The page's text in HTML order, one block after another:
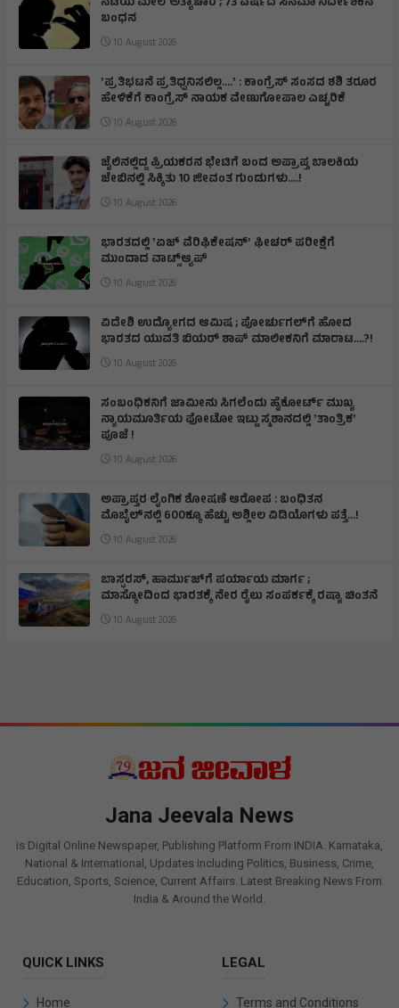
ಬಂಧನ
10 August 2026
ʼಪ್ರತಿಭಟನೆ ಪ್ರತಿಧ್ವನಿಸಲಿಲ್ಲ….ʼ : ಕಾಂಗ್ರೆಸ್‌ ಸಂಸದ ಶಶಿ ತರೂರ
ಹೇಳಿಕೆಗೆ ಕಾಂಗ್ರೆಸ್‌ ನಾಯಕ ವೇಣುಗೋಪಾಲ ಎಚ್ಚರಿಕೆ
10 August 2026
ಜೈಲಿನಲ್ಲಿದ್ದ ಪ್ರಿಯಕರನ ಭೇಟಿಗೆ ಬಂದ ಅಪ್ರಾಪ್ತ ಬಾಲಕಿಯ
ಜೇಬಿನಲ್ಲಿ ಸಿಕ್ಕಿತು 10 ಜೀವಂತ ಗುಂಡುಗಳು….!
10 August 2026
ಭಾರತದಲ್ಲಿ ʼಏಜ್ ವೆರಿಫಿಕೇಷನ್ʼ ಫೀಚರ್‌ ಪರೀಕ್ಷೆಗೆ
ಮುಂದಾದ ವಾಟ್ಸ್ಆ್ಯಪ್‌
10 August 2026
ವಿದೇಶಿ ಉದ್ಯೋಗದ ಆಮಿಷ ; ಪೋರ್ಚುಗಲ್‌ಗೆ ಹೋದ
ಭಾರತದ ಯುವತಿ ಬಿಯರ್ ಶಾಪ್‌ ಮಾಲೀಕನಿಗೆ ಮಾರಾಟ….?!
10 August 2026
ಸಂಬಂಧಿಕನಿಗೆ ಜಾಮೀನು ಸಿಗಲೆಂದು ಹೈಕೋರ್ಟ್ ಮುಖ್ಯ
ನ್ಯಾಯಮೂರ್ತಿಯ ಫೋಟೋ ಇಟ್ಟು ಸ್ಮಶಾನದಲ್ಲಿ ʼತಾಂತ್ರಿಕʼ
ಪೂಜೆ !
10 August 2026
ಅಪ್ರಾಪ್ತರ ಲೈಂಗಿಕ ಶೋಷಣೆ ಆರೋಪ : ಬಂಧಿತನ
ಮೊಬೈಲ್‌ನಲ್ಲಿ 600ಕ್ಕೂ ಹೆಚ್ಚು ಅಶ್ಲೀಲ ವಿಡಿಯೊಗಳು ಪತ್ತೆ…!
10 August 2026
ಬಾಸ್ಫರಸ್, ಹಾರ್ಮುಜ್‌ಗೆ ಪರ್ಯಾಯ ಮಾರ್ಗ ;
ಮಾಸ್ಕೋದಿಂದ ಭಾರತಕ್ಕೆ ನೇರ ರೈಲು ಸಂಪರ್ಕಕ್ಕೆ ರಷ್ಯಾ ಚಿಂತನೆ
10 August 2026
Jana Jeevala News
is Digital Online Newspaper, Publishing Platform From INDIA. Karnataka,
National & International, Updates including Politics, Business, Crime,
Education, Sports, Science, Current Affairs. Latest Breaking News From
India & Around the World.
QUICK LINKS
Home
LEGAL
Terms and Conditions